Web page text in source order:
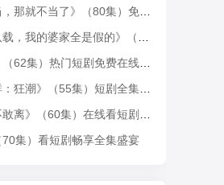
不当了》（80集）免费短剧全集一看到底
婆家全是假的》（58集）短剧免费全集畅快追
62集）热门短剧免费在线看全集
潮》（55集）短剧全集精彩不容错过
离》（60集）在线看短剧全集上头
70集）看短剧畅享全集盛宴